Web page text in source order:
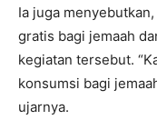
Ia juga
gratis bagi jemaah
kegiatan tersebut.
konsumsi bagi
ujarnya.